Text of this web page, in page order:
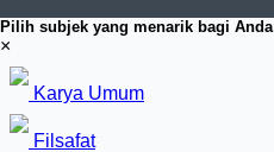
Pilih subjek yang menarik bagi Anda
×
Karya Umum
Filsafat